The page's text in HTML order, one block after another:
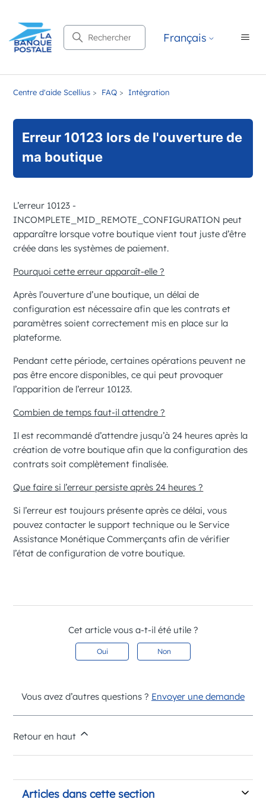
Recherche Français
Centre d'aide Scellius FAQ Intégration
Erreur 10123 lors de l'ouverture de
ma boutique
L’erreur 10123 -
INCOMPLETE_MID_REMOTE_CONFIGURATION peut
apparaître lorsque votre boutique vient tout juste d’être
créée dans les systèmes de paiement.
Pourquoi cette erreur apparaît-elle ?
Après l’ouverture d’une boutique, un délai de
configuration est nécessaire afin que les contrats et
paramètres soient correctement mis en place sur la
plateforme.
Pendant cette période, certaines opérations peuvent ne
pas être encore disponibles, ce qui peut provoquer
l’apparition de l’erreur 10123.
Combien de temps faut-il attendre ?
Il est recommandé d’attendre jusqu’à 24 heures après la
création de votre boutique afin que la configuration des
contrats soit complètement finalisée.
Que faire si l’erreur persiste après 24 heures ?
Si l’erreur est toujours présente après ce délai, vous
pouvez contacter le support technique ou le Service
Assistance Monétique Commerçants afin de vérifier
l’état de configuration de votre boutique.
Cet article vous a-t-il été utile ?
Oui Non
Vous avez d’autres questions ? Envoyer une demande
Retour en haut
Articles dans cette section